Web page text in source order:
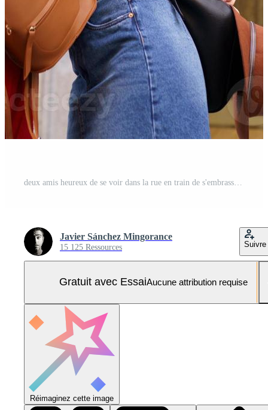
Javier Sánchez Mingorance
15 125 Ressources Suivre
Gratuit avec EssaiAucune attribution requise
Réimaginez cette image